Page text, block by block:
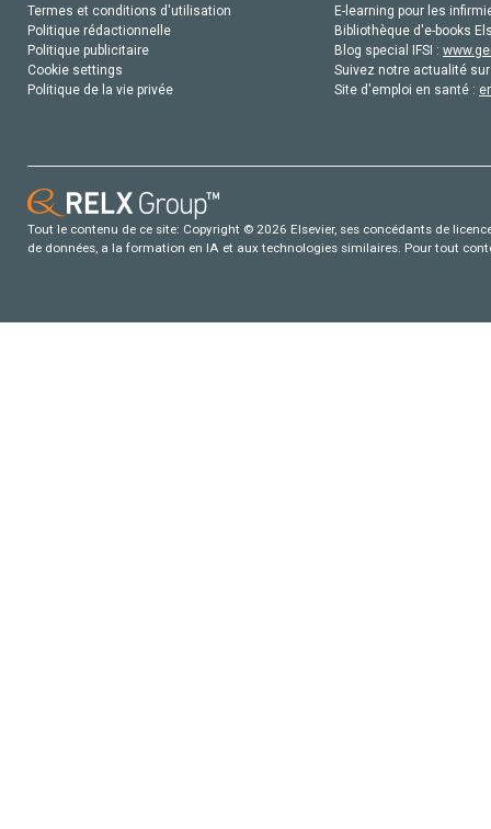
Termes et conditions d'utilisation
Politique rédactionnelle
Politique publicitaire
Cookie settings
Politique de la vie privée
E-learning pour les
Bibliothèque d'e-books
Blog special IFSI :
Suivez notre actualité
Site d'emploi en santé :
Tout le contenu de ce site: Copyright © 2026 Elsevier, ses concédants de
de données, a la formation en IA et aux technologies similaires. Pour tout